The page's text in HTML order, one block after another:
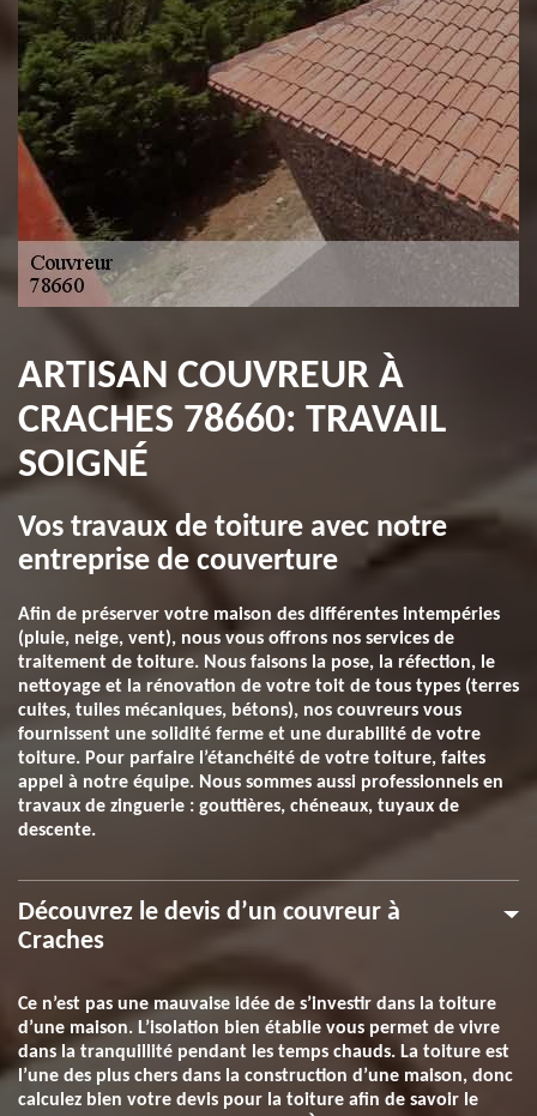
ARTISAN COUVREUR À
CRACHES 78660: TRAVAIL
SOIGNÉ
Vos travaux de toiture avec notre
entreprise de couverture
Afin de préserver votre maison des différentes intempéries
(pluie, neige, vent), nous vous offrons nos services de
traitement de toiture. Nous faisons la pose, la réfection, le
nettoyage et la rénovation de votre toit de tous types (terres
cuites, tuiles mécaniques, bétons), nos couvreurs vous
fournissent une solidité ferme et une durabilité de votre
toiture. Pour parfaire l’étanchéité de votre toiture, faites
appel à notre équipe. Nous sommes aussi professionnels en
travaux de zinguerie : gouttières, chéneaux, tuyaux de
descente.
Découvrez le devis d’un couvreur à
Craches
Ce n’est pas une mauvaise idée de s’investir dans la toiture
d’une maison. L’isolation bien établie vous permet de vivre
dans la tranquillité pendant les temps chauds. La toiture est
l’une des plus chers dans la construction d’une maison, donc
calculez bien votre devis pour la toiture afin de savoir le